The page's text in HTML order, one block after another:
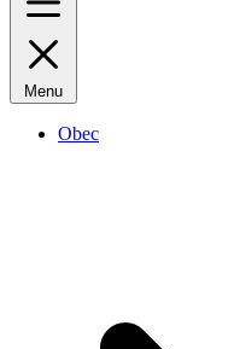
Menu
Obec